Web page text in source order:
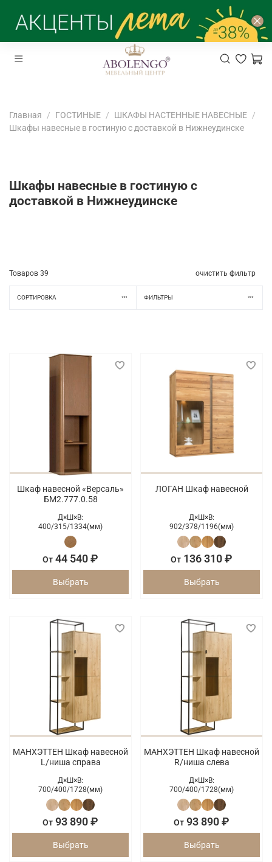
Главная ГОСТИНЫЕ
ШКАФЫ НАСТЕННЫЕ НАВЕСНЫЕ
Шкафы навесные в гостиную с доставкой в Нижнеудинске
Шкафы навесные в гостиную с
доставкой в Нижнеудинске
Товаров 39 очистить фильтр
СОРТИРОВКА ФИЛЬТРЫ
Шкаф навесной «Версаль»
БМ2.777.0.58
Д×Ш×В:
400/315/1334(мм)
От 44 540 ₽
Выбрать
ЛОГАН Шкаф навесной
Д×Ш×В:
902/378/1196(мм)
От 136 310 ₽
Выбрать
МАНХЭТТЕН Шкаф навесной
L/ниша справа
Д×Ш×В:
700/400/1728(мм)
От 93 890 ₽
Выбрать
МАНХЭТТЕН Шкаф навесной
R/ниша слева
Д×Ш×В:
700/400/1728(мм)
От 93 890 ₽
Выбрать